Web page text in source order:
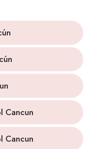
Cancun
Cancun